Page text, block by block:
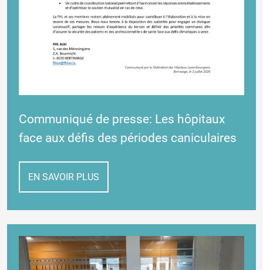
Communiqué de presse: Les hôpitaux
face aux défis des périodes caniculaires
EN SAVOIR PLUS